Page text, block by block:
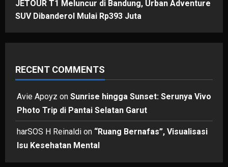
JETOUR T1 Meluncur di Bandung, Urban Adventure
SUV Dibanderol Mulai Rp393 Juta
RECENT COMMENTS
Avie Apoyz on Sunrise hingga Sunset: Serunya Vivo
Photo Trip di Pantai Selatan Garut
harSOS H Reinaldi on “Ruang Bernafas”, Visualisasi
Isu Kesehatan Mental